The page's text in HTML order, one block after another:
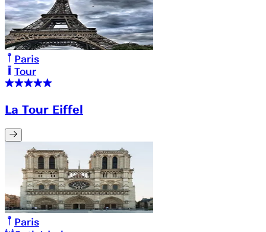
Paris
Tour
La Tour Eiffel
Paris